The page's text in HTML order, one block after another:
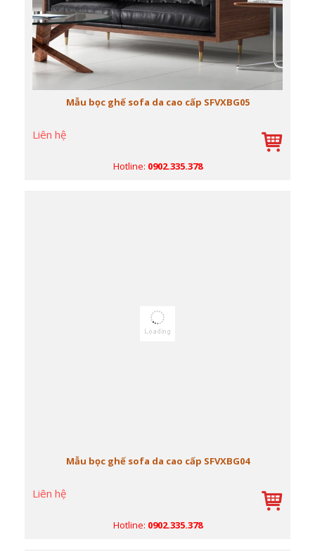
Mẫu bọc ghế sofa da cao cấp SFVXBG05
Liên hệ
Hotline: 0902.335.378
Mẫu bọc ghế sofa da cao cấp SFVXBG04
Liên hệ
Hotline: 0902.335.378